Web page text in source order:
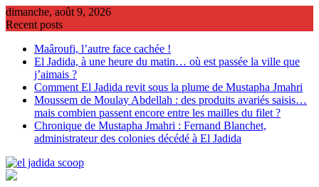
Skip
to
dimanche, août 9, 2026
Recent posts
Maâroufi, l’autre face cachée !
El Jadida, à une heure du matin… où est passée la ville que
j’aimais ?
Comment El Jadida revit sous la plume de Mustapha Jmahri
Moussem de Moulay Abdellah : des produits avariés saisis…
mais combien passent encore entre les mailles du filet ?
Chronique de Mustapha Jmahri : Fernand Blanchet,
administrateur des colonies décédé à El Jadida